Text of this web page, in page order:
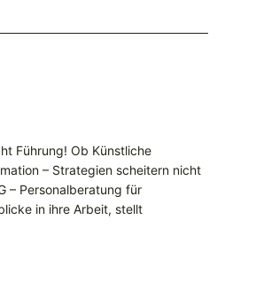
Führung! Ob Künstliche
– Strategien scheitern nicht
– Personalberatung für
in ihre Arbeit, stellt